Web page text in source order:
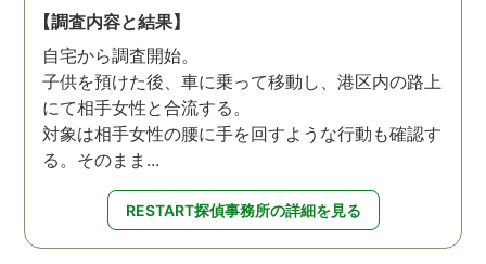
【調査内容と結果】
自宅から調査開始。
子供を預けた後、車に乗って移動し、港区内の路上
にて相手女性と合流する。
対象は相手女性の腰に手を回すような行動も確認す
る。そのまま...
RESTART探偵事務所の詳細を見る